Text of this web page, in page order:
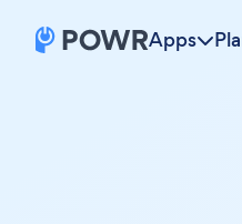
Apps